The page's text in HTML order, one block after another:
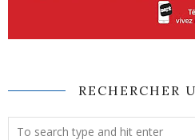
RECHERCHER